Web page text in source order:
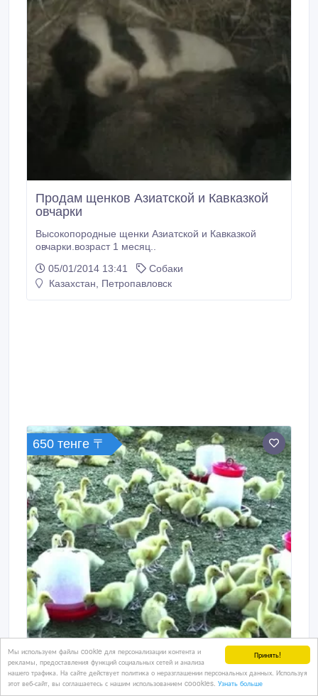
Принять!
Мы используем файлы cookie для персонализации контента и
рекламы, предоставления функций социальных сетей и анализа
нашего трафика. На сайте действует политика о неразглашении персональных данных. Используя
этот веб-сайт, вы соглашаетесь с нашим использованием coookies. Узнать больше
Продам щенков Азиатской и Кавказкой
овчарки
Высокопородные щенки Азиатской и Кавказкой
овчарки.возраст 1 месяц..
05/01/2014 13:41
Собаки
Казахстан, Петропавловск
650 тенге 〒